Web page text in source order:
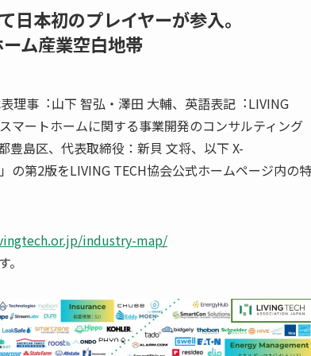
本初のプレイヤーが参入。
ム産業空白地帯
理事︓⼭下 智弘・澤田 大輔、英語表記︓LIVING
マートホームに関する事業開発のコンサルティング
豊島区、代表取締役：新貝 文将、以下 X-
の第2版をLIVING TECH協会公式ホームページ内の特
industry-map/